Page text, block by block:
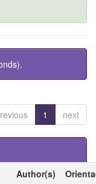
1 next
Author(s)